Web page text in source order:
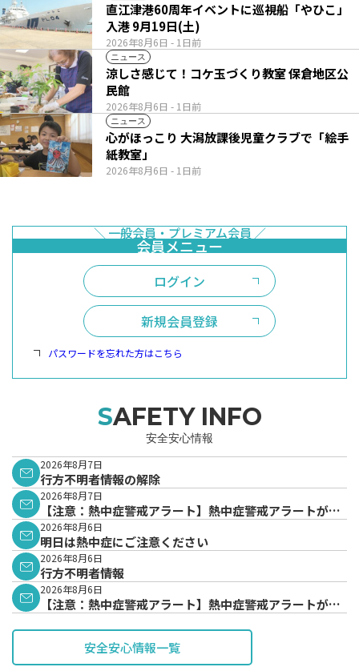
2026年8月6日 - 1日前
直江津港60周年イベントに巡視船「やひこ」
入港 9月19日(土)
ニュース
2026年8月6日 - 1日前
涼しさ感じて！コケ玉づくり教室 保倉地区公
民館
ニュース
2026年8月6日 - 1日前
心がほっこり 大潟放課後児童クラブで「絵手
紙教室」
ログイン
新規会員登録
パスワードを忘れた方はこちら
SAFETY INFO
安全安心情報
2026年8月7日
行方不明者情報の解除
2026年8月7日
【注意：熱中症警戒アラート】熱中症警戒アラートが発
表されています。
2026年8月6日
明日は熱中症にご注意ください
2026年8月6日
行方不明者情報
2026年8月6日
【注意：熱中症警戒アラート】熱中症警戒アラートが発
安全安心情報一覧